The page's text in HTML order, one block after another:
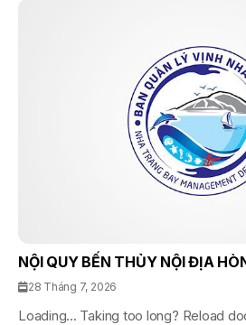
NỘI QUY BẾN THỦY NỘI ĐỊA
28 Tháng 7, 2026
Loading... Taking too long? Reload